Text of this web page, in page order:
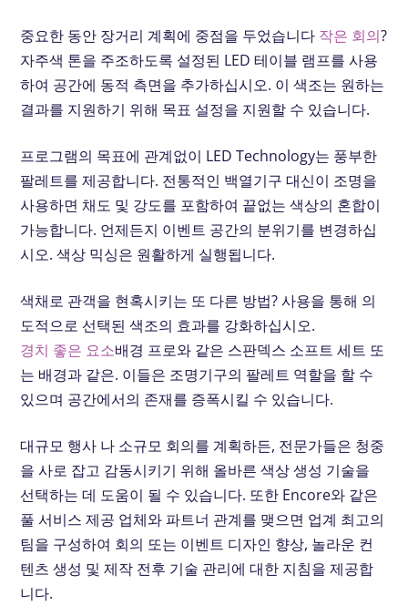
중요한 동안 장거리 계획에 중점을 두었습니다 작은 회의?
자주색 톤을 주조하도록 설정된 LED 테이블 램프를 사용
하여 공간에 동적 측면을 추가하십시오. 이 색조는 원하는
결과를 지원하기 위해 목표 설정을 지원할 수 있습니다.
프로그램의 목표에 관계없이 LED Technology는 풍부한
팔레트를 제공합니다. 전통적인 백열기구 대신이 조명을
사용하면 채도 및 강도를 포함하여 끝없는 색상의 혼합이
가능합니다. 언제든지 이벤트 공간의 분위기를 변경하십
시오. 색상 믹싱은 원활하게 실행됩니다.
색채로 관객을 현혹시키는 또 다른 방법? 사용을 통해 의
도적으로 선택된 색조의 효과를 강화하십시오.
경치 좋은 요소배경 프로와 같은 스판덱스 소프트 세트 또
는 배경과 같은. 이들은 조명기구의 팔레트 역할을 할 수
있으며 공간에서의 존재를 증폭시킬 수 있습니다.
대규모 행사 나 소규모 회의를 계획하든, 전문가들은 청중
을 사로 잡고 감동시키기 위해 올바른 색상 생성 기술을
선택하는 데 도움이 될 수 있습니다. 또한 Encore와 같은
풀 서비스 제공 업체와 파트너 관계를 맺으면 업계 최고의
팀을 구성하여 회의 또는 이벤트 디자인 향상, 놀라운 컨
텐츠 생성 및 제작 전후 기술 관리에 대한 지침을 제공합
니다.